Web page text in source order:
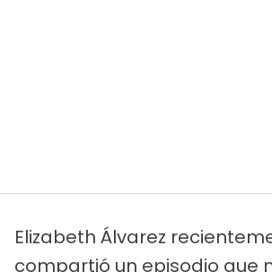
Elizabeth Álvarez
compartió un episodio que